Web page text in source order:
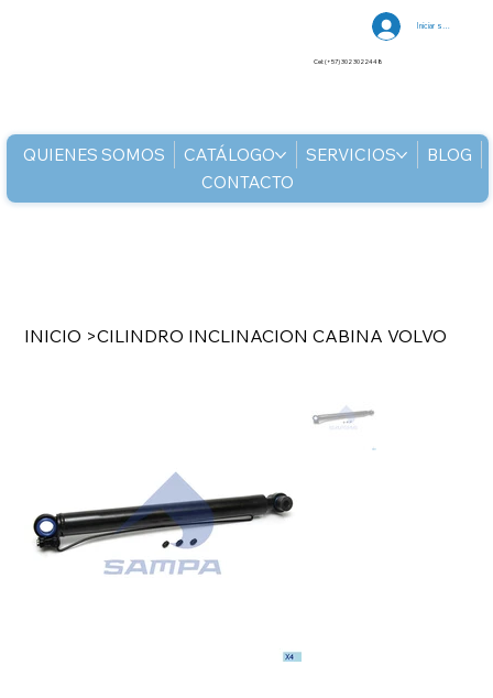
QUIENES SOMOS CATÁLOGO SERVICIOS
BLOG
CONTACTO
Iniciar sesión
Cel: (+57) 302 3022448
INICIO >CILINDRO INCLINACION CABINA VOLVO